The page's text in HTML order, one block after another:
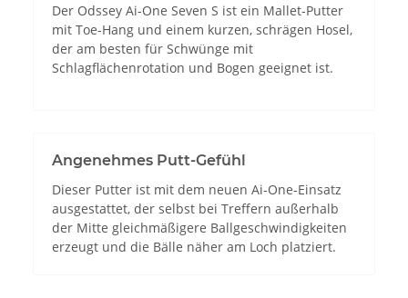
Der Odssey Ai-One Seven S ist ein Mallet-Putter
mit Toe-Hang und einem kurzen, schrägen Hosel,
der am besten für Schwünge mit
Schlagflächenrotation und Bogen geeignet ist.
Angenehmes Putt-Gefühl
Dieser Putter ist mit dem neuen Ai-One-Einsatz
ausgestattet, der selbst bei Treffern außerhalb
der Mitte gleichmäßigere Ballgeschwindigkeiten
erzeugt und die Bälle näher am Loch platziert.